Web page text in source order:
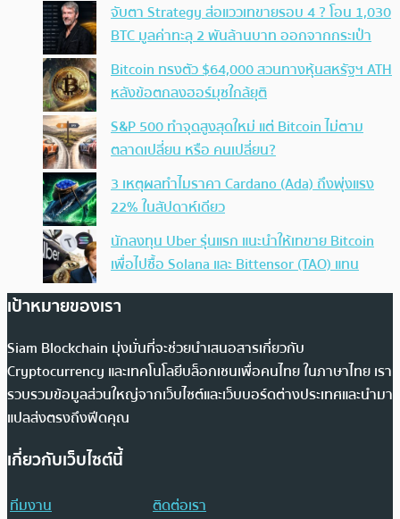
จับตา Strategy ส่อแววเทขายรอบ 4 ? โอน 1,030
BTC มูลค่าทะลุ 2 พันล้านบาท ออกจากกระเป๋า
Bitcoin ทรงตัว $64,000 สวนทางหุ้นสหรัฐฯ ATH
หลังข้อตกลงฮอร์มุซใกล้ยุติ
S&P 500 ทำจุดสูงสุดใหม่ แต่ Bitcoin ไม่ตาม
ตลาดเปลี่ยน หรือ คนเปลี่ยน?
3 เหตุผลทำไมราคา Cardano (Ada) ถึงพุ่งแรง
22% ในสัปดาห์เดียว
นักลงทุน Uber รุ่นแรก แนะนำให้เทขาย Bitcoin
เพื่อไปซื้อ Solana และ Bittensor (TAO) แทน
เป้าหมายของเรา
Siam Blockchain มุ่งมั่นที่จะช่วยนำเสนอสารเกี่ยวกับ
Cryptocurrency และเทคโนโลยีบล็อกเชนเพื่อคนไทย ในภาษาไทย เรา
รวบรวมข้อมูลส่วนใหญ่จากเว็บไซต์และเว็บบอร์ดต่างประเทศและนำมา
แปลส่งตรงถึงฟีดคุณ
เกี่ยวกับเว็บไซต์นี้
ทีมงาน
ติดต่อเรา